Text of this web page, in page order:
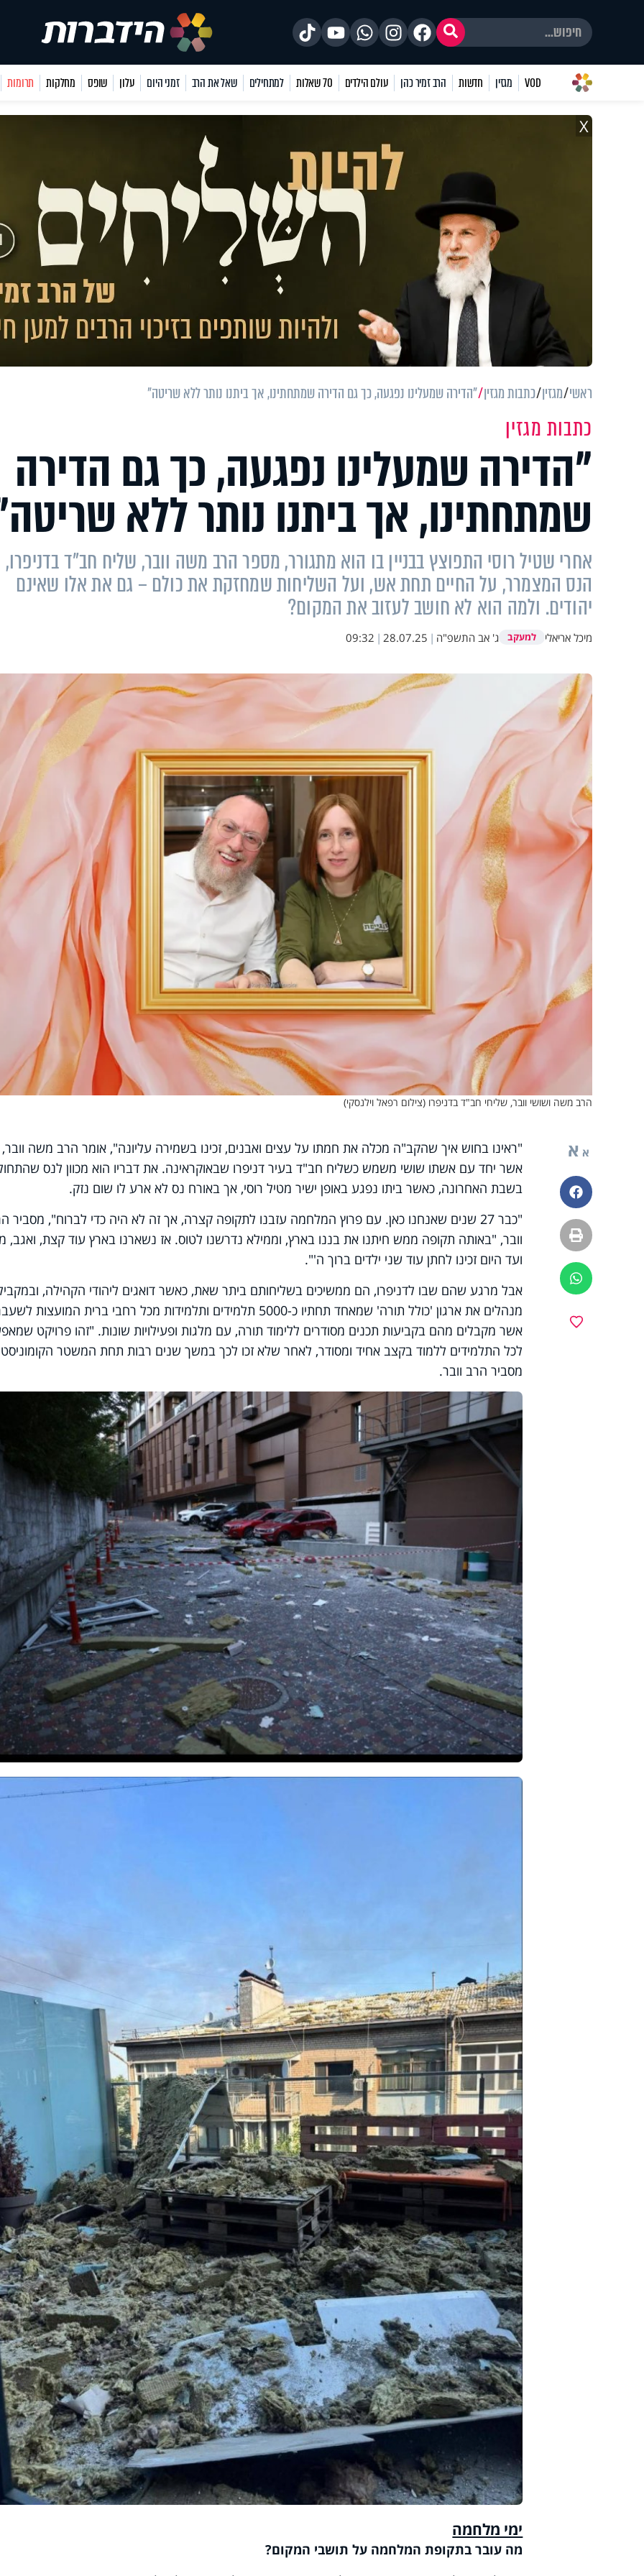
VOD מגזין חדשות הרב זמיר כהן עולם הילדים 70 שאלות למתחילים שאל את הרב זמני היום עלון שופס מחלקות תרומות
X
ראשי מגזין כתבות מגזין "הדירה שמעלינו נפגעה, כך גם הדירה שמתחתינו, אך ביתנו נותר ללא שריטה"
כתבות מגזין
"הדירה שמעלינו נפגעה, כך גם הדירה
שמתחתינו, אך ביתנו נותר ללא
אחרי שטיל רוסי התפוצץ בבניין בו הוא מתגורר, מספר הרב משה וובר, שליח חב"ד
הנס המצמרר, על החיים תחת אש, ועל השליחות שמחזקת את כולם – גם את אלו שאינם
יהודים. ולמה הוא לא חושב לעזוב את המקום?
מיכל אריאלי למעקב ג' אב התשפ"ה |
28.07.25
|
09:32
הרב משה ושושי וובר, שליחי חב"ד בדניפרו (צילום רפאל וילנסקי)
א א
פייסבוק
הדפסה
ווטסאפ
"ראינו בחוש איך שהקב"ה מכלה את חמתו על עצים ואבנים, זכינו בשמירה עליונה", אומר הרב משה וובר,
אשר יחד עם אשתו שושי משמש כשליח חב"ד בעיר דניפרו שבאוקראינה. את דבריו הוא מכוון לנס
בשבת האחרונה, כאשר ביתו נפגע באופן ישיר מטיל רוסי, אך באורח נס לא ארע לו שום נזק.
"כבר 27 שנים שאנחנו כאן. עם פרוץ המלחמה עזבנו לתקופה קצרה, אך זה לא היה כדי לברוח", מסביר
וובר, "באותה תקופה ממש חיתנו את בננו בארץ, וממילא נדרשנו לטוס. אז נשארנו בארץ עוד קצת, ואגב,
ועד היום זכינו לחתן עוד שני ילדים ברוך ה'".
אבל מרגע שהם שבו לדניפרו, הם ממשיכים בשליחותם ביתר שאת, כאשר דואגים ליהודי הקהילה,
מנהלים את ארגון 'כולל תורה' שמאחד תחתיו כ-5000 תלמידים ותלמידות מכל רחבי ברית המועצות
אשר מקבלים מהם בקביעות תכנים מסודרים ללימוד תורה, עם מלגות ופעילויות שונות. "זהו פרויקט
לכל התלמידים ללמוד בקצב אחיד ומסודר, לאחר שלא זכו לכך במשך שנים רבות תחת המשטר
מסביר הרב וובר.
ימי מלחמה
מה עובר בתקופת המלחמה על תושבי המקום?